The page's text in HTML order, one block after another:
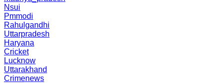
Nsui
Pmmodi
Rahulgandhi
Uttarpradesh
Haryana
Cricket
Lucknow
Uttarakhand
Crimenews